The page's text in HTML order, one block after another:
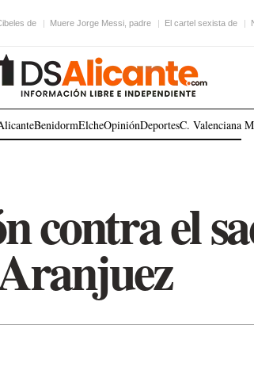
de Muere Jorge Messi, padre El cartel sexista de
BenidormElcheOpiniónDeportesC. Valenciana
contra el